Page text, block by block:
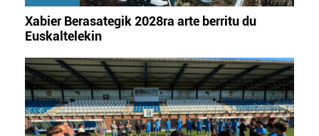
irakurri
Xabier Berasategik 2028ra arte berritu du
Euskaltelekin